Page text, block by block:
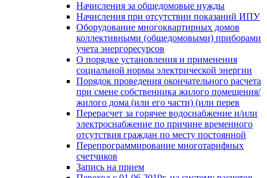
Начисления за общедомовые нужды
Начисления при отсутствии показаний ИПУ
Оборудование многоквартирных домов
коллективными (общедомовыми) приборами
учета энергоресурсов
О порядке установления и применения
социальной нормы электрической энергии
Порядок проведения окончательного расчета
при смене собственника жилого помещения/
жилого дома (или его части) (или перев
Перерасчет за горячее водоснабжение и/или
электроснабжение по причине временного
отсутствия граждан по месту постоянной
Перепрограммирование многотарифных
счетчиков
Запись на прием